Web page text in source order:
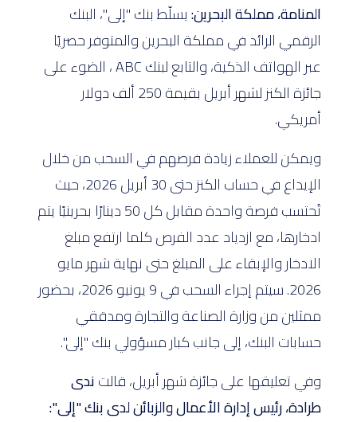
المنامة، مملكة البحرين:يسلّط بنك "إلى"، البنك
الرقمي الرائد في مملكة البحرين والمتوفر حصريًا
عبر الهواتف الذكية، والتابع لبنك ABC ، الضوء على
جائزة الكنز لشهر أبريل بقيمة 250 ألف دولار
أمريكي.
ويمكن للعملاء زيادة فرصهم في السحب من خلال
الإيداع في حساب الكنز حتى 30 أبريل 2026، حيث
تُحتسب فرصة واحدة مقابل كل 50 دينارًا بحرينيًا يتم
ادخارها، مع ازدياد عدد الفرص كلما ارتفع مبلغ
الادخار والإبقاء على المبلغ حتى نهاية شهر مايو
2026. سيتم إجراء السحب في 9 يونيو 2026، بحضور
ممثلين من وزارة الصناعة والتجارة ومدققي
حسابات البنك، إلى جانب كبار مسؤولي بنك "إلى".
وفي تعليقها على جائزة شهر أبريل، قالتندى
طرادة، رئيس إدارة الأعمال والزبائن لدى بنك "إلى":